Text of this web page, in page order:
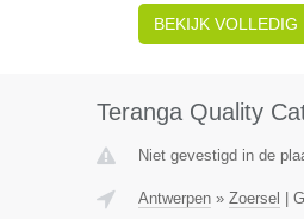
BEKIJK VOLLEDIG
Teranga Quality
Niet gevestigd in de
Antwerpen» Zoersel